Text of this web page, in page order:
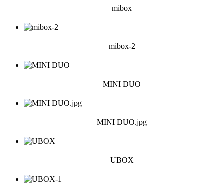
mibox
mibox-2
MINI DUO
MINI DUO.jpg
UBOX